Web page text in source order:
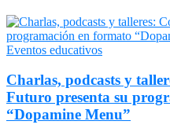
Eventos educativos
Charlas, podcasts y
Futuro presenta su
“Dopamine Menu”